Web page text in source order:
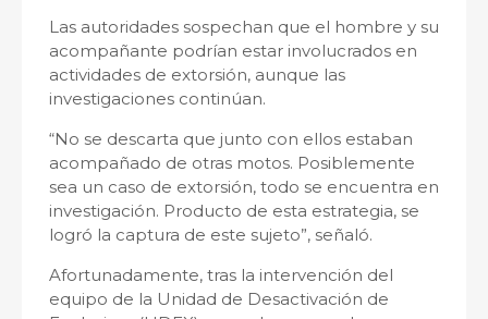
Las autoridades sospechan que el hombre y su
acompañante podrían estar involucrados en
actividades de extorsión, aunque las
investigaciones continúan.
“No se descarta que junto con ellos estaban
acompañado de otras motos. Posiblemente
sea un caso de extorsión, todo se encuentra en
investigación. Producto de esta estrategia, se
logró la captura de este sujeto”, señaló.
Afortunadamente, tras la intervención del
equipo de la Unidad de Desactivación de